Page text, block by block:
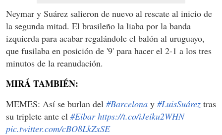
Neymar y Suárez salieron de nuevo al rescate al inicio de
la segunda mitad. El brasileño la liaba por la banda
izquierda para acabar regalándole el balón al uruguayo,
que fusilaba en posición de '9' para hacer el 2-1 a los tres
minutos de la reanudación.
MIRÁ TAMBIÉN:
MEMES: Así se burlan del #Barcelona y #LuisSuárez tras
su triplete ante el #Eibar https://t.co/iJeiku2WHN
pic.twitter.com/cBO8LkZxSE